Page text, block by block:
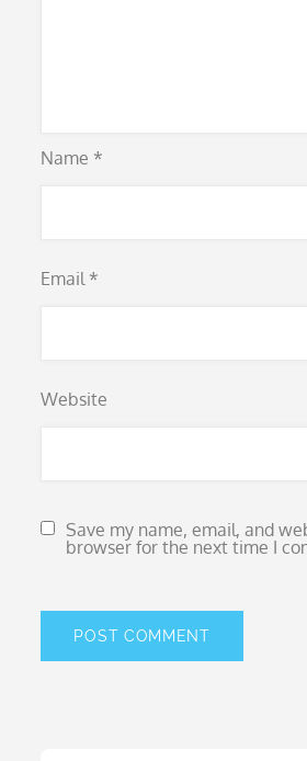
Name *
Email *
Website
Save my name, email, and
browser for the next time I